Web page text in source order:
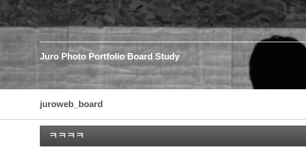
Juro Photo Portfolio Board Study
juroweb_board
ㅋㅋㅋㅋ